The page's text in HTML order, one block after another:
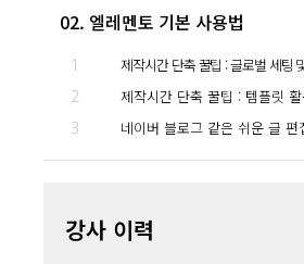
02. 엘레멘토 기본 사용법
1
제작시간 단축 꿀팁 : 글로벌 세팅
2
제작시간 단축 꿀팁 : 템플릿
3
네이버 블로그 같은 쉬운 글 편
강사 이력